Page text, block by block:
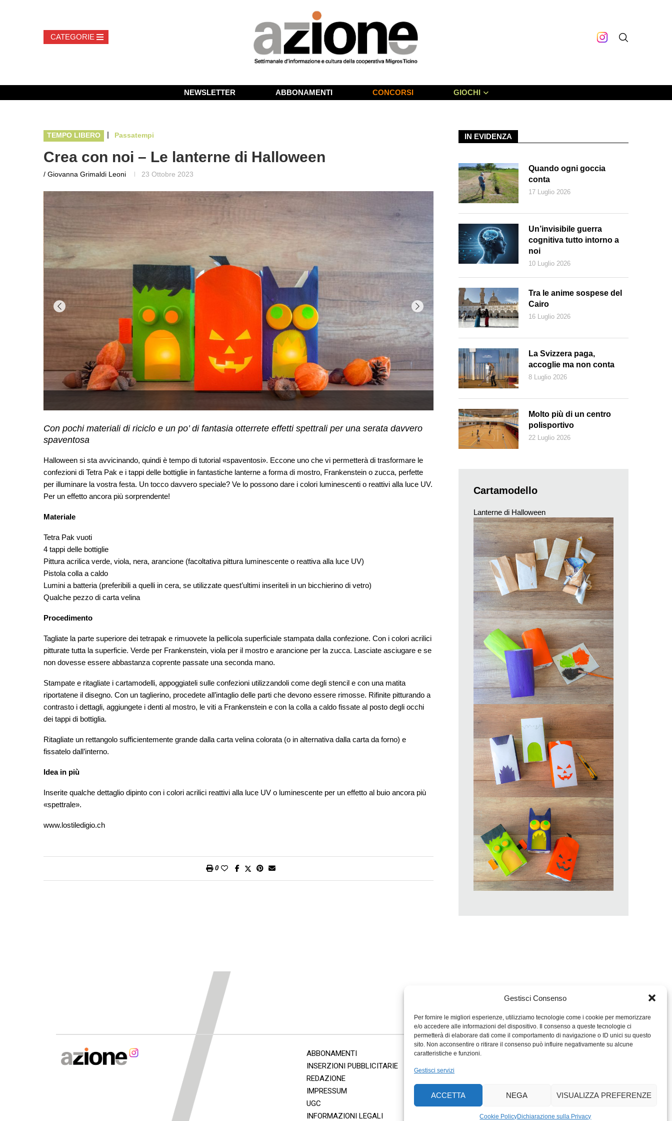
Gestisci Consenso
Per fornire le migliori esperienze, utilizziamo tecnologie come i cookie per memorizzare
e/o accedere alle informazioni del dispositivo. Il consenso a queste tecnologie ci
permetterà di elaborare dati come il comportamento di navigazione o ID unici su questo
sito. Non acconsentire o ritirare il consenso può influire negativamente su alcune
caratteristiche e funzioni.
Gestisci servizi
ACCETTA NEGA VISUALIZZA PREFERENZE
Cookie PolicyDichiarazione sulla Privacy
NEWSLETTER ABBONAMENTI CONCORSI GIOCHI
TEMPO LIBERO | Passatempi
Crea con noi – Le lanterne di Halloween
/ Giovanna Grimaldi Leoni 23 Ottobre 2023
Con pochi materiali di riciclo e un po’ di fantasia otterrete effetti spettrali per una serata davvero
spaventosa
Halloween si sta avvicinando, quindi è tempo di tutorial «spaventosi». Eccone uno che vi permetterà di trasformare le
confezioni di Tetra Pak e i tappi delle bottiglie in fantastiche lanterne a forma di mostro, Frankenstein o zucca, perfette
per illuminare la vostra festa. Un tocco davvero speciale? Ve lo possono dare i colori luminescenti o reattivi alla luce UV.
Per un effetto ancora più sorprendente!
Materiale
Tetra Pak vuoti
4 tappi delle bottiglie
Pittura acrilica verde, viola, nera, arancione (facoltativa pittura luminescente o reattiva alla luce UV)
Pistola colla a caldo
Lumini a batteria (preferibili a quelli in cera, se utilizzate quest’ultimi inseriteli in un bicchierino di vetro)
Qualche pezzo di carta velina
Procedimento
Tagliate la parte superiore dei tetrapak e rimuovete la pellicola superficiale stampata dalla confezione. Con i colori acrilici
pitturate tutta la superficie. Verde per Frankenstein, viola per il mostro e arancione per la zucca. Lasciate asciugare e se
non dovesse essere abbastanza coprente passate una seconda mano.
Stampate e ritagliate i cartamodelli, appoggiateli sulle confezioni utilizzandoli come degli stencil e con una matita
riportatene il disegno. Con un taglierino, procedete all’intaglio delle parti che devono essere rimosse. Rifinite pitturando a
contrasto i dettagli, aggiungete i denti al mostro, le viti a Frankenstein e con la colla a caldo fissate al posto degli occhi
dei tappi di bottiglia.
Ritagliate un rettangolo sufficientemente grande dalla carta velina colorata (o in alternativa dalla carta da forno) e
fissatelo dall’interno.
Idea in più
Inserite qualche dettaglio dipinto con i colori acrilici reattivi alla luce UV o luminescente per un effetto al buio ancora più
«spettrale».
www.lostiledigio.ch
0
IN EVIDENZA
Quando ogni goccia
conta
17 Luglio 2026
Un’invisibile guerra
cognitiva tutto intorno a
noi
10 Luglio 2026
Tra le anime sospese del
Cairo
16 Luglio 2026
La Svizzera paga,
accoglie ma non conta
8 Luglio 2026
Molto più di un centro
polisportivo
22 Luglio 2026
Cartamodello
Lanterne di Halloween
ABBONAMENTI
INSERZIONI PUBBLICITARIE
REDAZIONE
IMPRESSUM
UGC
INFORMAZIONI LEGALI
MIGROS TICINO
PERCENTO CULTURALE
MIGROS TICINO
ACTIV FITNESS TICINO